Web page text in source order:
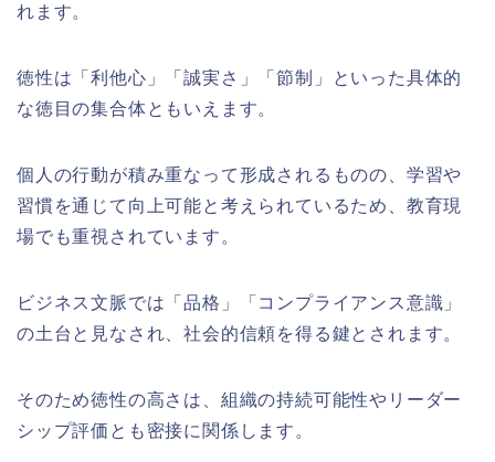
れます。
徳性は「利他心」「誠実さ」「節制」といった具体的
な徳目の集合体ともいえます。
個人の行動が積み重なって形成されるものの、学習や
習慣を通じて向上可能と考えられているため、教育現
場でも重視されています。
ビジネス文脈では「品格」「コンプライアンス意識」
の土台と見なされ、社会的信頼を得る鍵とされます。
そのため徳性の高さは、組織の持続可能性やリーダー
シップ評価とも密接に関係します。